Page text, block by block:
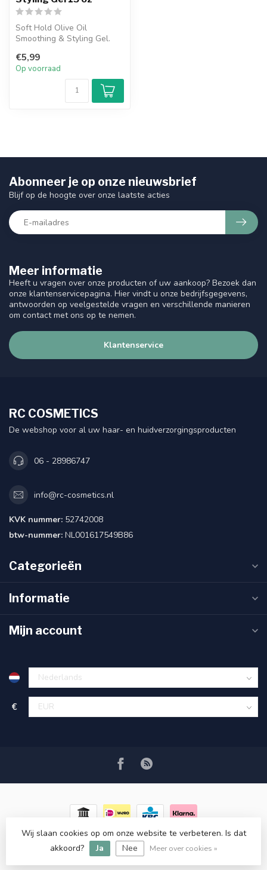
Soft Hold Olive Oil
Smoothing & Styling Gel.
€5,99
Op voorraad
Meer informatie
Heeft u vragen over onze producten of uw aankoop? Bezoek dan
onze klantenservicepagina. Hier vindt u onze bedrijfsgegevens,
antwoorden op veelgestelde vragen en verschillende manieren
om contact met ons op te nemen.
Klantenservice
Abonneer je op onze nieuwsbrief
Blijf op de hoogte over onze laatste acties
RC COSMETICS
De webshop voor al uw haar- en huidverzorgingsproducten
06 - 28986747
info@rc-cosmetics.nl
KVK nummer: 52742008
btw-nummer: NL001617549B86
Categorieën
Informatie
Mijn account
€
© Copyright 2026 RC COSMETICS- Powered byLightspeed-
Lightspeed design
Dyvelopment
Wij slaan cookies op om onze website te verbeteren. Is dat
akkoord?
Ja Nee Meer over cookies »